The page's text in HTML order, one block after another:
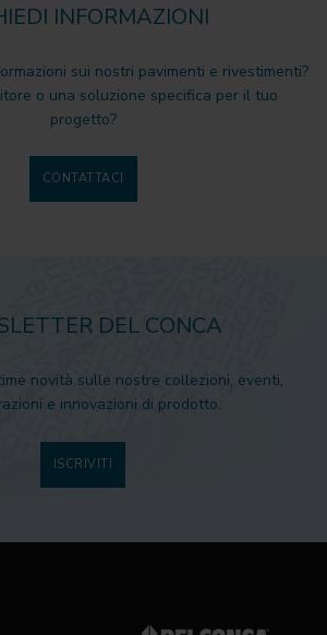
INFORMAZIONI
sui nostri pavimenti e rivestimenti?
o una soluzione specifica per il tuo
progetto?
CONTATTACI
DEL CONCA
novità sulle nostre collezioni, eventi,
e innovazioni di prodotto.
ISCRIVITI